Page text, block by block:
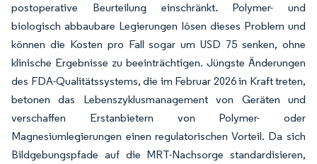
postoperative Beurteilung einschränkt. Polymer- und
biologisch abbaubare Legierungen lösen dieses Problem und
können die Kosten pro Fall sogar um USD 75 senken, ohne
klinische Ergebnisse zu beeinträchtigen. Jüngste Änderungen
des FDA-Qualitätssystems, die im Februar 2026 in Kraft treten,
betonen das Lebenszyklusmanagement von Geräten und
verschaffen Erstanbietern von Polymer- oder
Magnesiumlegierungen einen regulatorischen Vorteil. Da sich
Bildgebungspfade auf die MRT-Nachsorge standardisieren,